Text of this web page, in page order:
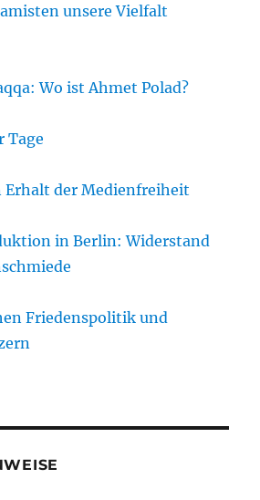
unsere Vielfalt
Wo ist Ahmet Polad?
Tage
Erhalt der Medienfreiheit
in Berlin: Widerstand
Friedenspolitik und